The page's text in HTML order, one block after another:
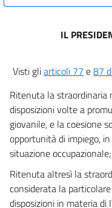
DISPOSIZIONI IN
(IVA)
11
11 bis
12
13
IL
Visti gliarticoli 77 e87
Ritenuta la straordinaria
disposizioni volte a
giovanile, e la coesione
opportunità di impiego,
situazione occupazionale;
Ritenuta altresì la
considerata la
disposizioni in materia